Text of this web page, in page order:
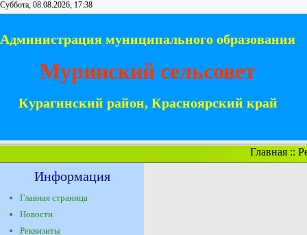
Суббота, 08.08.2026, 17:38
Администрация муниципального образования
Муринский сельсовет
Курагинский район, Красноярский край
Главная::
Информация
Главная страница
Новости
Реквизиты